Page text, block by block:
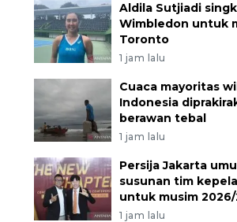
Aldila Sutjiadi
Wimbledon untuk
Toronto
1 jam lalu
Cuaca mayoritas
Indonesia
berawan tebal
1 jam lalu
Persija Jakarta
susunan tim
untuk musim
1 jam lalu